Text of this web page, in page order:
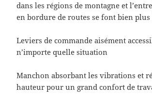
dans les régions de montagne et
en bordure de routes se font bien
Leviers de commande aisément
n’importe quelle situation
Manchon absorbant les vibrations et
hauteur pour un grand confort de